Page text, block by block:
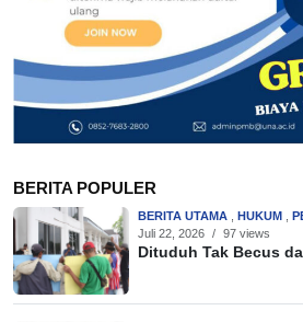
BERITA POPULER
BERITA UTAMA HUKUM
Juli 22, 2026 / 97 views
Dituduh Tak Becus